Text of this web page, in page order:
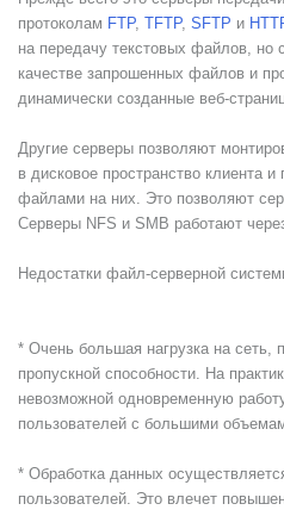
протоколам FTP, TFTP, SFTP и
на передачу текстовых файлов, но
качестве запрошенных файлов и
динамически созданные веб-
Другие серверы позволяют
в дисковое пространство клиента и
файлами на них. Это позволяют
Серверы NFS и SMB работают
Недостатки файл-серверной
* Очень большая нагрузка на сеть,
пропускной способности. На
невозможной одновременную
пользователей с большими
* Обработка данных
пользователей. Это влечет